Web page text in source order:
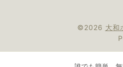
©2026 大和